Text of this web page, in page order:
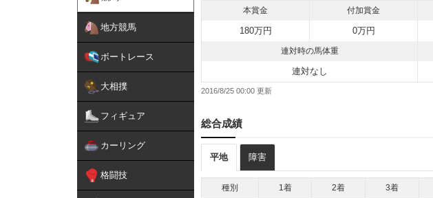
地方競馬
ボートレース
大相撲
フィギュア
カーリング
格闘技
本賞金 付加賞金
180万円 0万円
連対時の馬体重
連対なし
2016/8/25 00:00
総合成績
平地 障害
種別 1着 2着 3着